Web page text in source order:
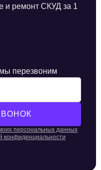
и ремонт СКУД за 1
перезвоним
персональных данных
конфиденциальности